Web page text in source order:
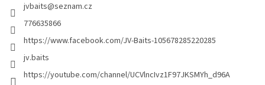
jvbaits@seznam.cz
776635866
https://www.facebook.com/JV-Baits-105678285220285
jv.baits
https://youtube.com/channel/UCVlncIvz1F97JKSMYh_d96A